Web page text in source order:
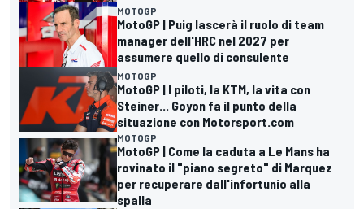
MOTOGP
MotoGP | Puig lascerà il ruolo di team
manager dell'HRC nel 2027 per
assumere quello di consulente
MOTOGP
MotoGP | I piloti, la KTM, la vita con
Steiner... Goyon fa il punto della
situazione con Motorsport.com
MOTOGP
MotoGP | Come la caduta a Le Mans ha
rovinato il "piano segreto" di Marquez
per recuperare dall'infortunio alla
spalla